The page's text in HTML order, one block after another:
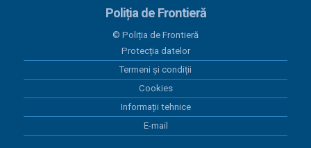
Poliția de Frontieră
© Poliția de Frontieră
Protecția datelor
Termeni și condiții
Cookies
Informații tehnice
E-mail